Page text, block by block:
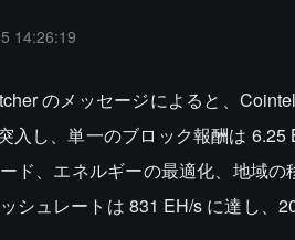
14:26:19
のメッセージによると、
入し、単一のブロック報酬は
ド、エネルギーの最適化、地域
シュレートは 831 EH/s に達し、